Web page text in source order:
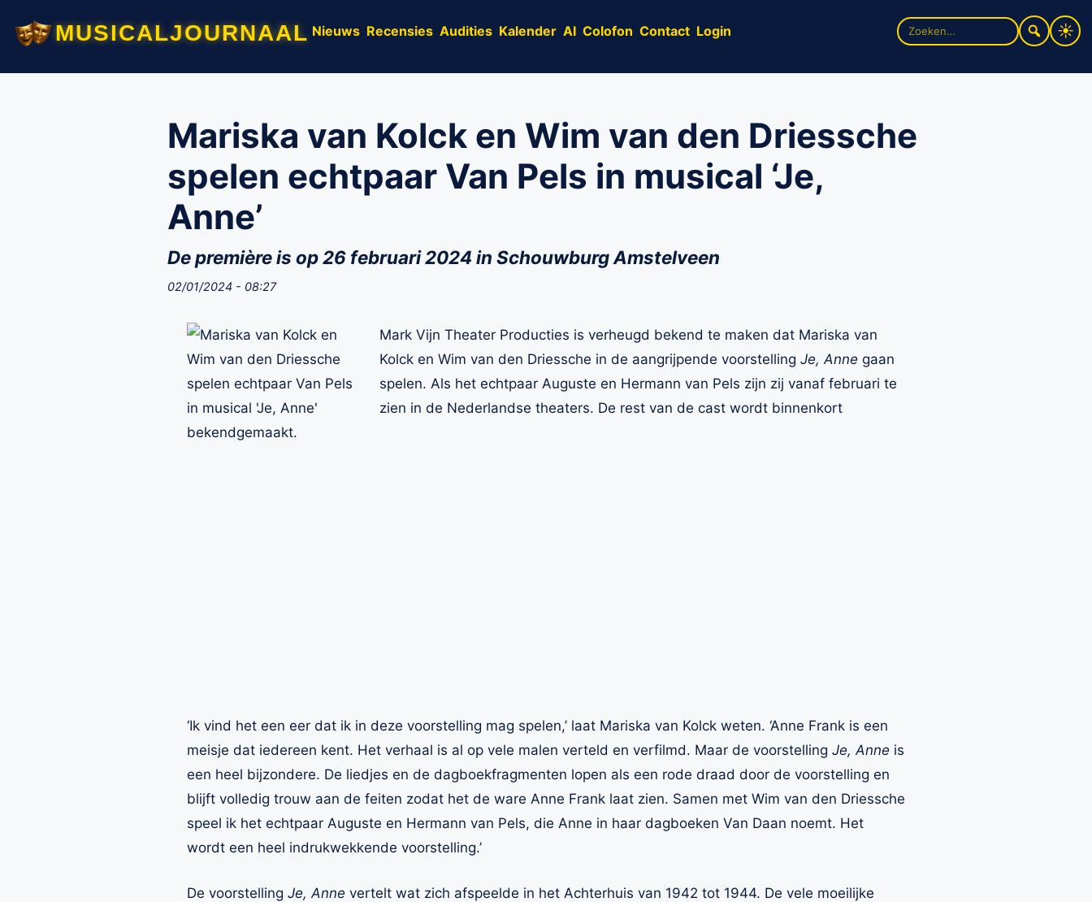
musicaljournaal Nieuws Recensies Audities Kalender AI Colofon Contact Login
Zoek
naar:
Mariska van Kolck en Wim van den Driessche
spelen echtpaar Van Pels in musical ‘Je,
Anne’
De première is op 26 februari 2024 in Schouwburg Amstelveen
02/01/2024 - 08:27
Mark Vijn Theater Producties is verheugd bekend te maken dat Mariska van
Kolck en Wim van den Driessche in de aangrijpende voorstelling Je, Anne gaan
spelen. Als het echtpaar Auguste en Hermann van Pels zijn zij vanaf februari te
zien in de Nederlandse theaters. De rest van de cast wordt binnenkort
bekendgemaakt.
‘Ik vind het een eer dat ik in deze voorstelling mag spelen,’ laat Mariska van Kolck weten. ‘Anne Frank is een
meisje dat iedereen kent. Het verhaal is al op vele malen verteld en verfilmd. Maar de voorstelling Je, Anne is
een heel bijzondere. De liedjes en de dagboekfragmenten lopen als een rode draad door de voorstelling en
blijft volledig trouw aan de feiten zodat het de ware Anne Frank laat zien. Samen met Wim van den Driessche
speel ik het echtpaar Auguste en Hermann van Pels, die Anne in haar dagboeken Van Daan noemt. Het
wordt een heel indrukwekkende voorstelling.’
De voorstelling Je, Anne vertelt wat zich afspeelde in het Achterhuis van 1942 tot 1944. De vele moeilijke